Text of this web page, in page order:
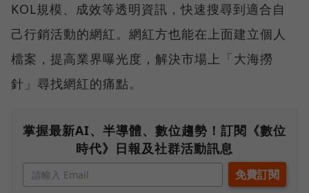
KOL規模、成效等透明資訊，快速搜尋到適合自
己行銷活動的網紅。網紅方也能在上面建立個人
檔案，提高業界曝光度，解決市場上「大海撈
針」尋找網紅的痛點。
掌握最新AI、半導體、數位趨勢！訂閱《數位
時代》日報及社群活動訊息